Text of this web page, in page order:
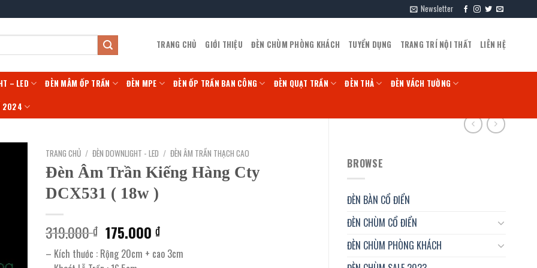
Newsletter
TRANG CHỦ GIỚI THIỆU ĐÈN CHÙM PHÒNG KHÁCH TUYỂN DỤNG TRANG TRÍ NỘI THẤT LIÊN HỆ
– LED ĐÈN MÂM ỐP TRẦN ĐÈN MPE ĐÈN ỐP TRẦN BAN CÔNG ĐÈN QUẠT TRẦN ĐÈN THẢ ĐÈN VÁCH TƯỜNG
2024
BROWSE
ĐÈN BÀN CỔ ĐIỂN
ĐÈN CHÙM CỔ ĐIỂN
ĐÈN CHÙM PHÒNG KHÁCH
TRANG CHỦ / ĐÈN DOWNLIGHT - LED / ĐÈN ÂM TRẦN THẠCH CAO
Đèn Âm Trần Kiếng Hàng Cty
DCX531 ( 18w )
319.000₫ Giá
gốc
là:
175.000₫Giá
hiện
tại
– Kích thước : Rộng 20cm + cao 3cm